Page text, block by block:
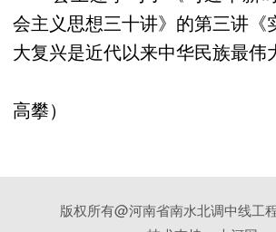
会主义思想三十讲》的第三讲《
大复兴是近代以来中华民族最伟
高攀）
版权所有@河南省南水北调中线工